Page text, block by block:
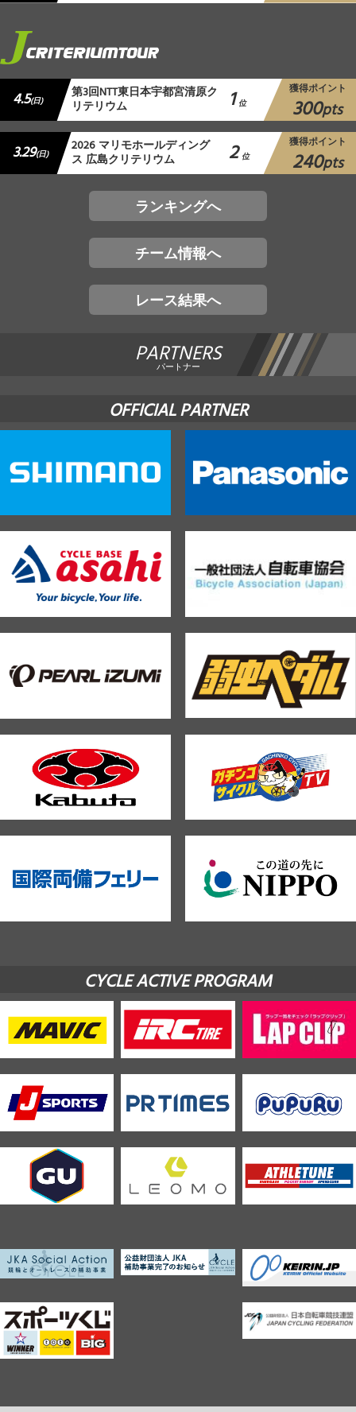
4.5(日) 第3回NTT東日本宇都宮清原ク
リテリウム 1 位
獲得ポイント
300pts
3.29(日) 2026 マリモホールディング
ス 広島クリテリウム 2 位
獲得ポイント
240pts
ランキングへ
チーム情報へ
レース結果へ
PARTNERS
パートナー
OFFICIAL PARTNER
CYCLE ACTIVE PROGRAM